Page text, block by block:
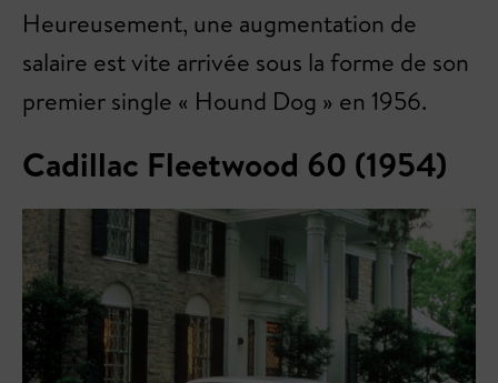
Heureusement, une augmentation de
salaire est vite arrivée sous la forme de son
premier single « Hound Dog » en 1956.
Cadillac Fleetwood 60 (1954)